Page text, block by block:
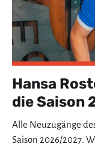
Hansa
die Saison
Alle Neuzugänge
Saison 2026/2027.